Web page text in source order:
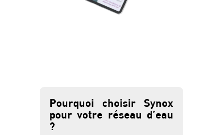
Pourquoi choisir Synox
pour votre réseau d’eau
?